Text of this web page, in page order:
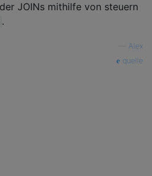
JOINs mithilfe von steuern
.
Alex
quelle